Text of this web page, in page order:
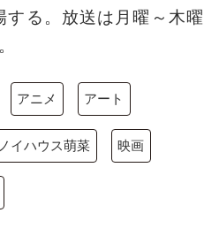
する。放送は月曜～木曜
アニメ アート
ノイハウス萌菜 映画